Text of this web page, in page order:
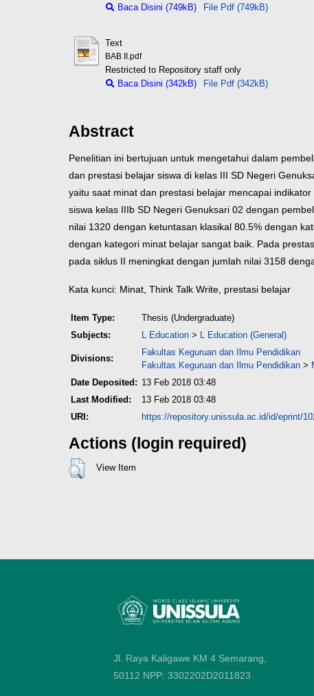
Baca Disini (749kB)
File Pdf (749kB)
Text
BAB II.pdf
Restricted to Repository staff only
Baca Disini (342kB)
File Pdf (342kB)
Abstract
Penelitian ini bertujuan untuk mengetahui dalam
dan prestasi belajar siswa di kelas III SD Negeri
yaitu saat minat dan prestasi belajar mencapai
siswa kelas IIIb SD Negeri Genuksari 02 dengan
nilai 1320 dengan ketuntasan klasikal 80.5% dengan
dengan kategori minat belajar sangat baik. Pada
pada siklus II meningkat dengan jumlah nilai 3158
Kata kunci: Minat, Think Talk Write, prestasi belajar
Item Type:
Thesis (Undergraduate)
Subjects:
L Education > L Education (General)
Divisions:
Fakultas Keguruan dan Ilmu Pendidikan
Fakultas Keguruan dan Ilmu Pendidikan >
Date Deposited: 13 Feb 2018 03:48
Last Modified:
13 Feb 2018 03:48
URI:
https://repository.unissula.ac.id/id/eprint/
Actions (login required)
View Item
Jl. Raya Kaligawe KM 4 Semarang,
50112 NPP: 3302202D2011823